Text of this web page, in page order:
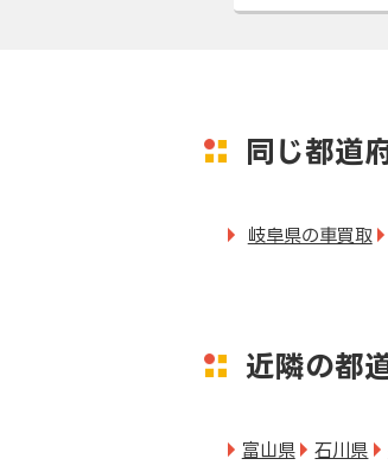
同じ都道
岐阜県の車買取
近隣の都
富山県 石川県